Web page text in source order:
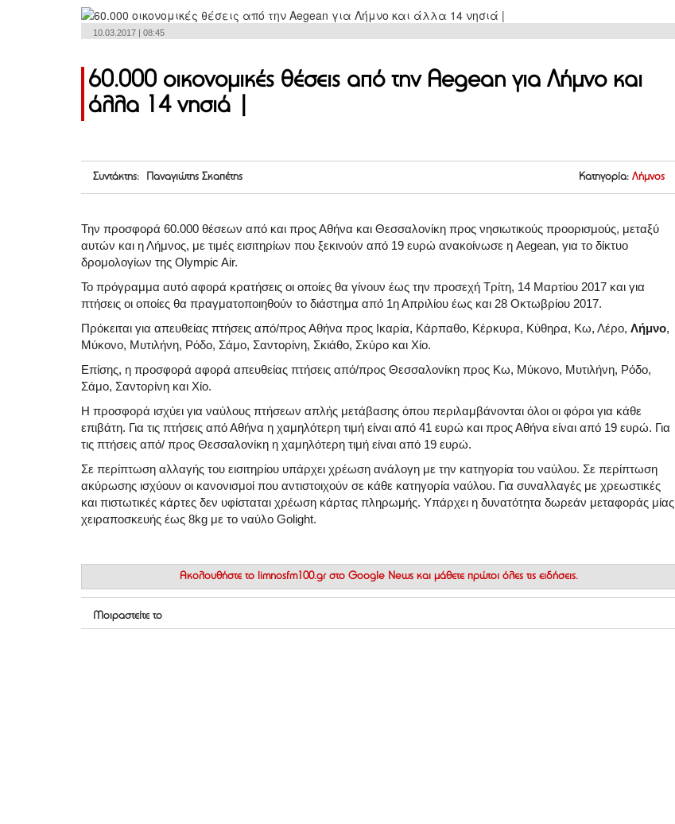
10.03.2017 | 08:45
60.000 οικονομικές θέσεις από την Aegean για Λήμνο και
άλλα 14 νησιά |
Συντάκτης: Παναγιώτης Σκαπέτης Κατηγορία: Λήμνος
Την προσφορά 60.000 θέσεων από και προς Αθήνα και Θεσσαλονίκη προς νησιωτικούς προορισμούς, μεταξύ
αυτών και η Λήμνος, με τιμές εισιτηρίων που ξεκινούν από 19 ευρώ ανακοίνωσε η Aegean, για το δίκτυο
δρομολογίων της Olympic Air.
Το πρόγραμμα αυτό αφορά κρατήσεις οι οποίες θα γίνουν έως την προσεχή Τρίτη, 14 Μαρτίου 2017 και για
πτήσεις οι οποίες θα πραγματοποιηθούν το διάστημα από 1η Απριλίου έως και 28 Οκτωβρίου 2017.
Πρόκειται για απευθείας πτήσεις από/προς Αθήνα προς Ικαρία, Κάρπαθο, Κέρκυρα, Κύθηρα, Κω, Λέρο, Λήμνο,
Μύκονο, Μυτιλήνη, Ρόδο, Σάμο, Σαντορίνη, Σκιάθο, Σκύρο και Χίο.
Επίσης, η προσφορά αφορά απευθείας πτήσεις από/προς Θεσσαλονίκη προς Κω, Μύκονο, Μυτιλήνη, Ρόδο,
Σάμο, Σαντορίνη και Χίο.
Η προσφορά ισχύει για ναύλους πτήσεων απλής μετάβασης όπου περιλαμβάνονται όλοι οι φόροι για κάθε
επιβάτη. Για τις πτήσεις από Αθήνα η χαμηλότερη τιμή είναι από 41 ευρώ και προς Αθήνα είναι από 19 ευρώ. Για
τις πτήσεις από/ προς Θεσσαλονίκη η χαμηλότερη τιμή είναι από 19 ευρώ.
Σε περίπτωση αλλαγής του εισιτηρίου υπάρχει χρέωση ανάλογη με την κατηγορία του ναύλου. Σε περίπτωση
ακύρωσης ισχύουν οι κανονισμοί που αντιστοιχούν σε κάθε κατηγορία ναύλου. Για συναλλαγές με χρεωστικές
και πιστωτικές κάρτες δεν υφίσταται χρέωση κάρτας πληρωμής. Υπάρχει η δυνατότητα δωρεάν μεταφοράς μίας
χειραποσκευής έως 8kg με το ναύλο Golight.
Ακολουθήστε το limnosfm100.gr στο Google News και μάθετε πρώτοι όλες τις ειδήσεις.
Μοιραστείτε το